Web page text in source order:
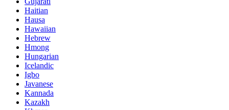
Haitian
Hausa
Hawaiian
Hebrew
Hmong
Hungarian
Icelandic
Igbo
Javanese
Kannada
Kazakh